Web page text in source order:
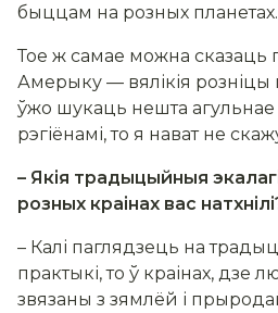
быццам на розных планетах.
Тое ж самае можна сказаць
Амерыку — вялікія розніцы
ўжо шукаць нешта
рэгіёнамі, то я нават не
– Якія традыцыйныя
розных краінах вас
– Калі паглядзець на
практыкі, то ў краінах, дзе
звязаны з зямлёй і